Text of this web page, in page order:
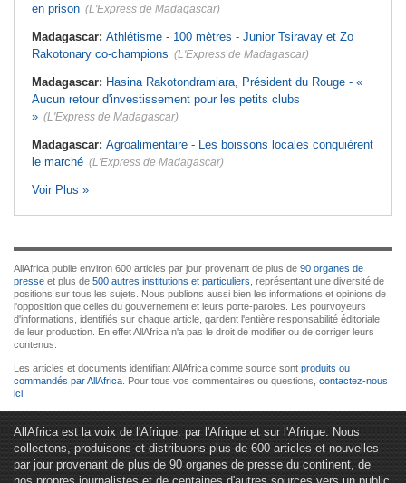
en prison (L'Express de Madagascar)
Madagascar: Athlétisme - 100 mètres - Junior Tsiravay et Zo
Rakotonary co-champions (L'Express de Madagascar)
Madagascar: Hasina Rakotondramiara, Président du Rouge - «
Aucun retour d'investissement pour les petits clubs
» (L'Express de Madagascar)
Madagascar: Agroalimentaire - Les boissons locales conquièrent
le marché (L'Express de Madagascar)
Voir Plus »
AllAfrica publie environ 600 articles par jour provenant de plus de 90 organes de
presse et plus de 500 autres institutions et particuliers , représentant une diversité de
positions sur tous les sujets. Nous publions aussi bien les informations et opinions de
l'opposition que celles du gouvernement et leurs porte-paroles. Les pourvoyeurs
d'informations, identifiés sur chaque article, gardent l'entière responsabilité éditoriale
de leur production. En effet AllAfrica n'a pas le droit de modifier ou de corriger leurs
contenus.
Les articles et documents identifiant AllAfrica comme source sont produits ou
commandés par AllAfrica . Pour tous vos commentaires ou questions, contactez-nous
ici
AllAfrica est la voix de l'Afrique. par l'Afrique et sur l'Afrique. Nous
collectons, produisons et distribuons plus de 600 articles et nouvelles
par jour provenant de plus de 90 organes de presse du continent, de